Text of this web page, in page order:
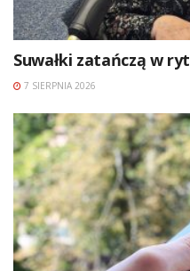
Suwałki zatańczą w
7 SIERPNIA 2026